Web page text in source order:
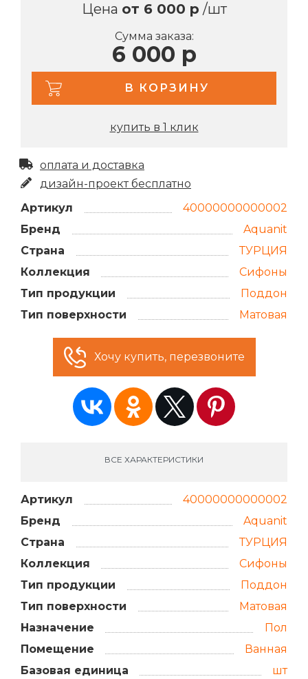
Цена от 6 000 р /шт
Сумма заказа:
6 000 р
В КОРЗИНУ
купить в 1 клик
оплата и доставка
дизайн-проект бесплатно
Артикул
40000000000002
Бренд
Aquanit
Страна
ТУРЦИЯ
Коллекция
Сифоны
Тип продукции
Поддон
Тип поверхности
Матовая
Хочу купить, перезвоните
ВСЕ ХАРАКТЕРИСТИКИ
Артикул
40000000000002
Бренд
Aquanit
Страна
ТУРЦИЯ
Коллекция
Сифоны
Тип продукции
Поддон
Тип поверхности
Матовая
Назначение
Пол
Помещение
Ванная
Базовая единица
шт